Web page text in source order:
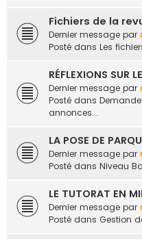
Fichiers de la
Dernier message par
Posté dans Les
RÉFLEXIONS SUR
Dernier message par
Posté dans
annonces...
LA POSE DE
Dernier message par
Posté dans Niveau
LE TUTORAT EN
Dernier message par
Posté dans Gestion